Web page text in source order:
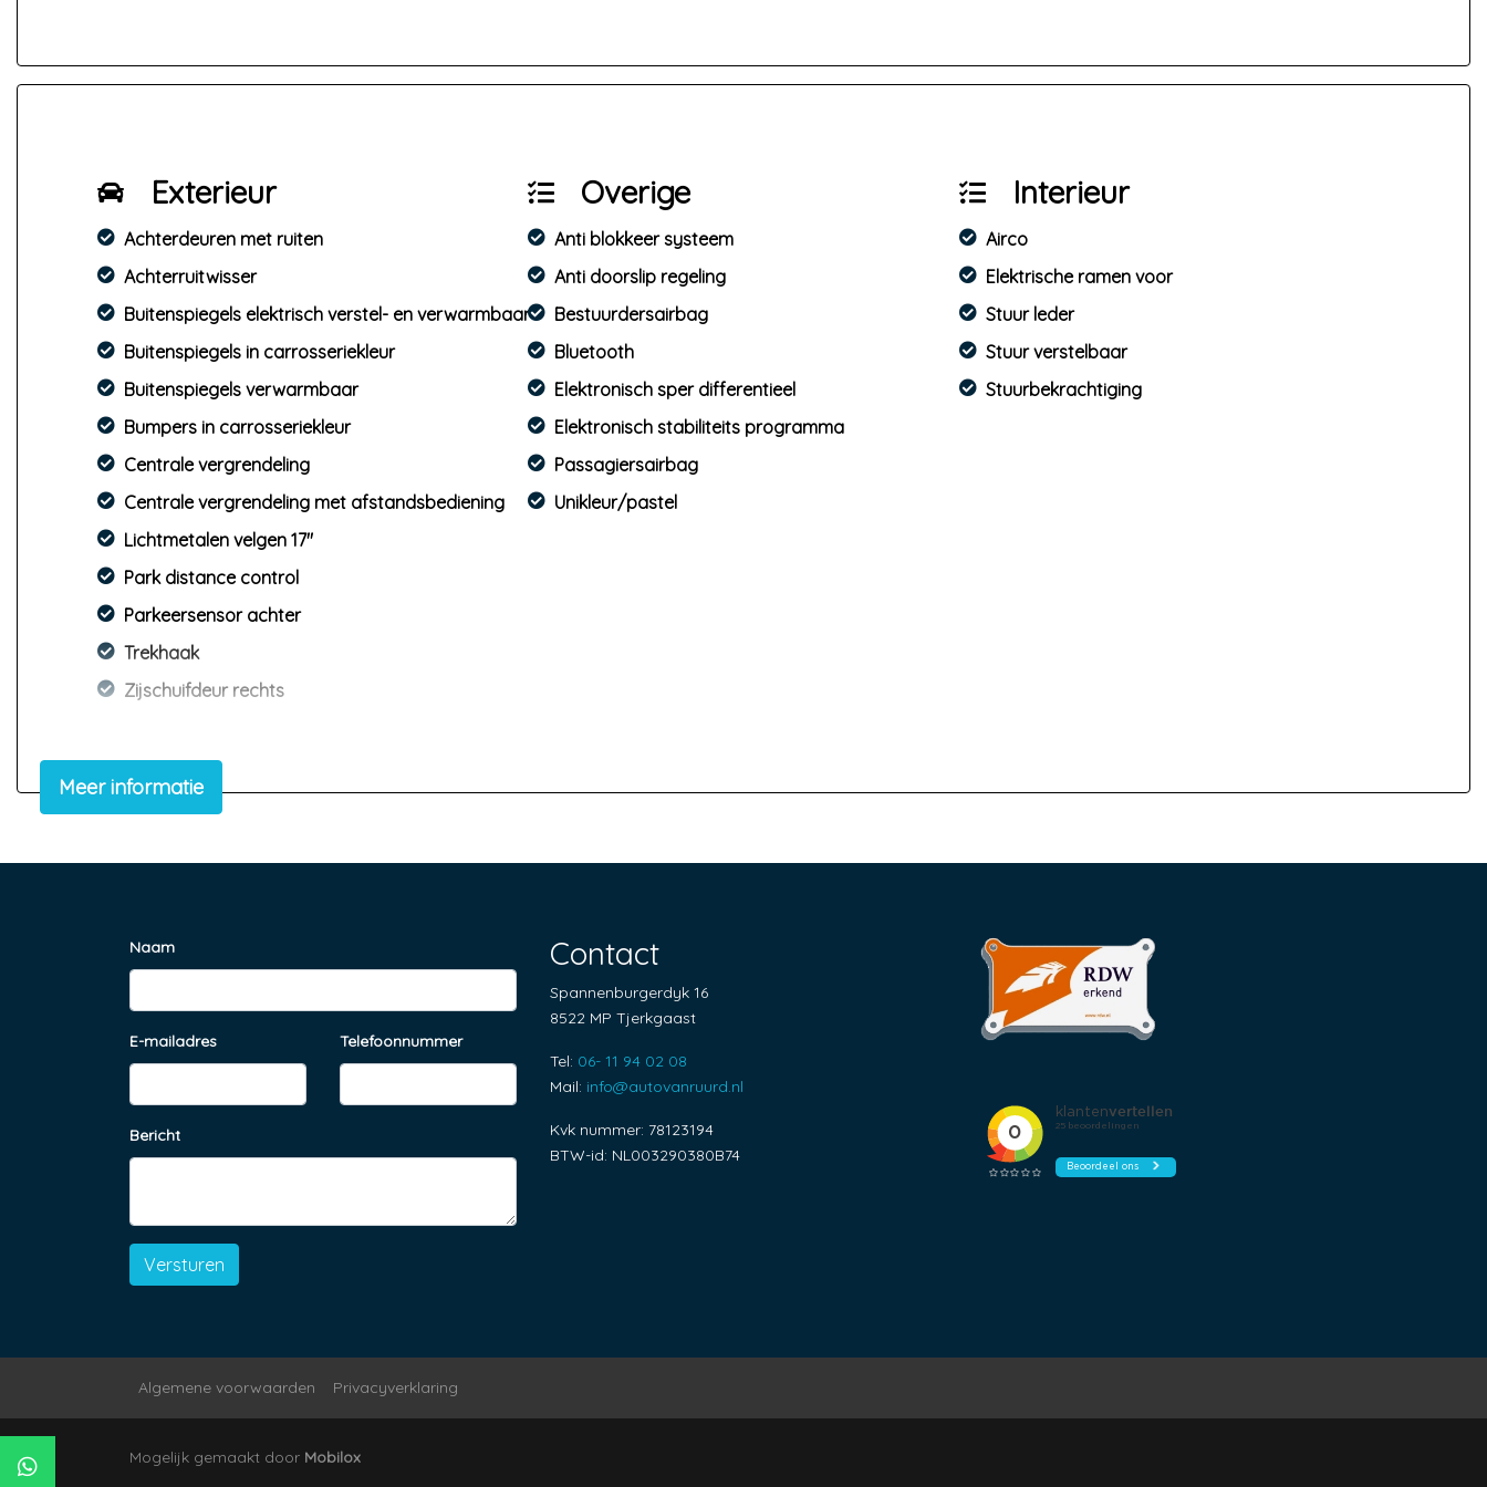
8522MP Tjerkgaast
0611940208
info@autovanruurd.nl
autovanruurd.nl/
Exterieur
Achterdeuren met ruiten
Achterruitwisser
Buitenspiegels elektrisch verstel- en verwarmbaar
Buitenspiegels in carrosseriekleur
Buitenspiegels verwarmbaar
Bumpers in carrosseriekleur
Centrale vergrendeling
Centrale vergrendeling met afstandsbediening
Lichtmetalen velgen 17"
Park distance control
Parkeersensor achter
Trekhaak
Zijschuifdeur rechts
Overige
Anti blokkeer systeem
Anti doorslip regeling
Bestuurdersairbag
Bluetooth
Elektronisch sper differentieel
Elektronisch stabiliteits programma
Passagiersairbag
Unikleur/pastel
Interieur
Airco
Elektrische ramen voor
Stuur leder
Stuur verstelbaar
Stuurbekrachtiging
Meer informatie
Naam
E-mailadres Telefoonnummer
Bericht
Versturen
Contact
Spannenburgerdyk 16
8522 MP Tjerkgaast
Tel: 06- 11 94 02 08
Mail: info@autovanruurd.nl
Kvk nummer: 78123194
BTW-id: NL003290380B74
Algemene voorwaarden Privacyverklaring
Mogelijk gemaakt door Mobilox